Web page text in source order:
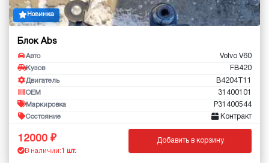
Новинка
Блок Abs
Авто Volvo V60
Кузов FB420
Двигатель B4204T11
OEM 31400101
Маркировка P31400544
Состояние Контракт
12000
В наличии: 1 шт.
Добавить в корзину